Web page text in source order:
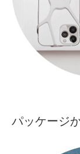
パッケージ